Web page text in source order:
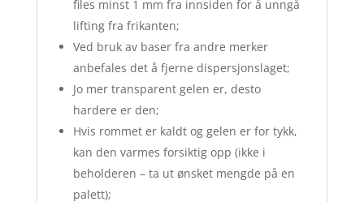
files minst 1 mm fra innsiden for å unngå
lifting fra frikanten;
Ved bruk av baser fra andre merker
anbefales det å fjerne dispersjonslaget;
Jo mer transparent gelen er, desto
hardere er den;
Hvis rommet er kaldt og gelen er for tykk,
kan den varmes forsiktig opp (ikke i
beholderen – ta ut ønsket mengde på en
palett);